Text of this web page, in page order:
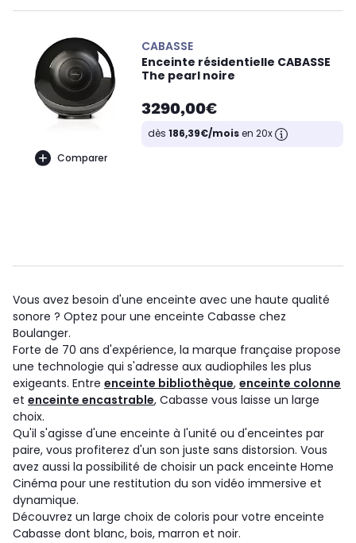
Comparer
CABASSE
Enceinte résidentielle CABASSE
The pearl noire
3290,00€
dès 186,39€/moisen 20x
Vous avez besoin d'une enceinte avec une haute qualité
sonore ? Optez pour une enceinte Cabasse chez
Boulanger.
Forte de 70 ans d'expérience, la marque française propose
une technologie qui s'adresse aux audiophiles les plus
exigeants. Entre enceinte bibliothèque, enceinte colonne
et enceinte encastrable, Cabasse vous laisse un large
choix.
Qu'il s'agisse d'une enceinte à l'unité ou d'enceintes par
paire, vous profiterez d'un son juste sans distorsion. Vous
avez aussi la possibilité de choisir un pack enceinte Home
Cinéma pour une restitution du son vidéo immersive et
dynamique.
Découvrez un large choix de coloris pour votre enceinte
Cabasse dont blanc, bois, marron et noir.